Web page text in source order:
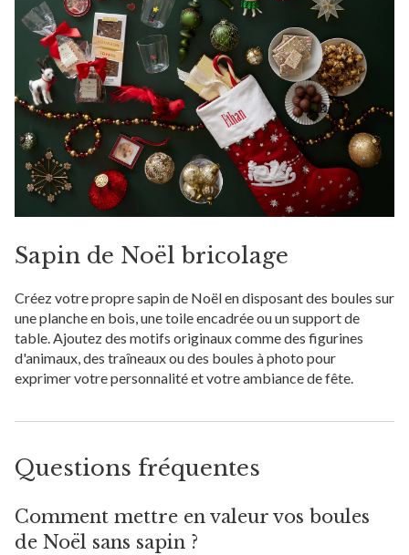
Sapin de Noël bricolage
Créez votre propre sapin de Noël en disposant des boules sur
une planche en bois, une toile encadrée ou un support de
table. Ajoutez des motifs originaux comme des figurines
d'animaux, des traîneaux ou des boules à photo pour
exprimer votre personnalité et votre ambiance de fête.
Questions fréquentes
Comment mettre en valeur vos boules
de Noël sans sapin ?